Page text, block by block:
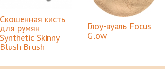
Скошенная кисть
для румян
Synthetic Skinny
Blush Brush
Глоу-вуаль Focus
Glow